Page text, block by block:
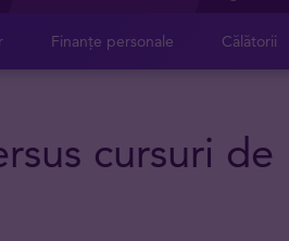
Finanțe personale Călătorii
cursuri de